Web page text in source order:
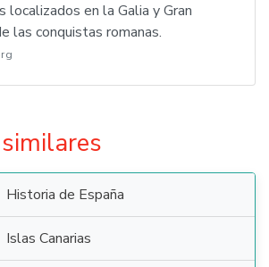
en la Galia y Gran
las conquistas romanas.
Historia de España
Islas Canarias